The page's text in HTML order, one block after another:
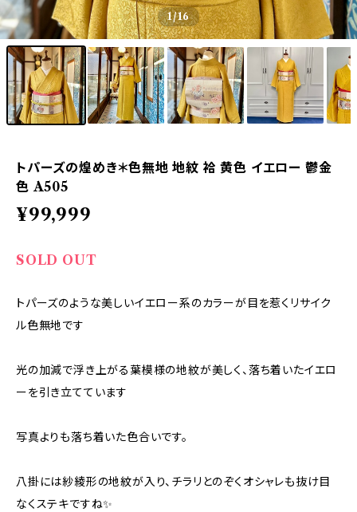
1/16
トパーズの煌めき＊色無地 地紋 袷 黄色 イエロー 鬱金
色 A505
¥99,999
SOLD OUT
トパーズのような美しいイエロー系のカラーが目を惹くリサイク
ル色無地です
光の加減で浮き上がる葉模様の地紋が美しく、落ち着いたイエロ
ーを引き立てています
写真よりも落ち着いた色合いです。
八掛には紗綾形の地紋が入り、チラリとのぞくオシャレも抜け目
なくステキですね✨